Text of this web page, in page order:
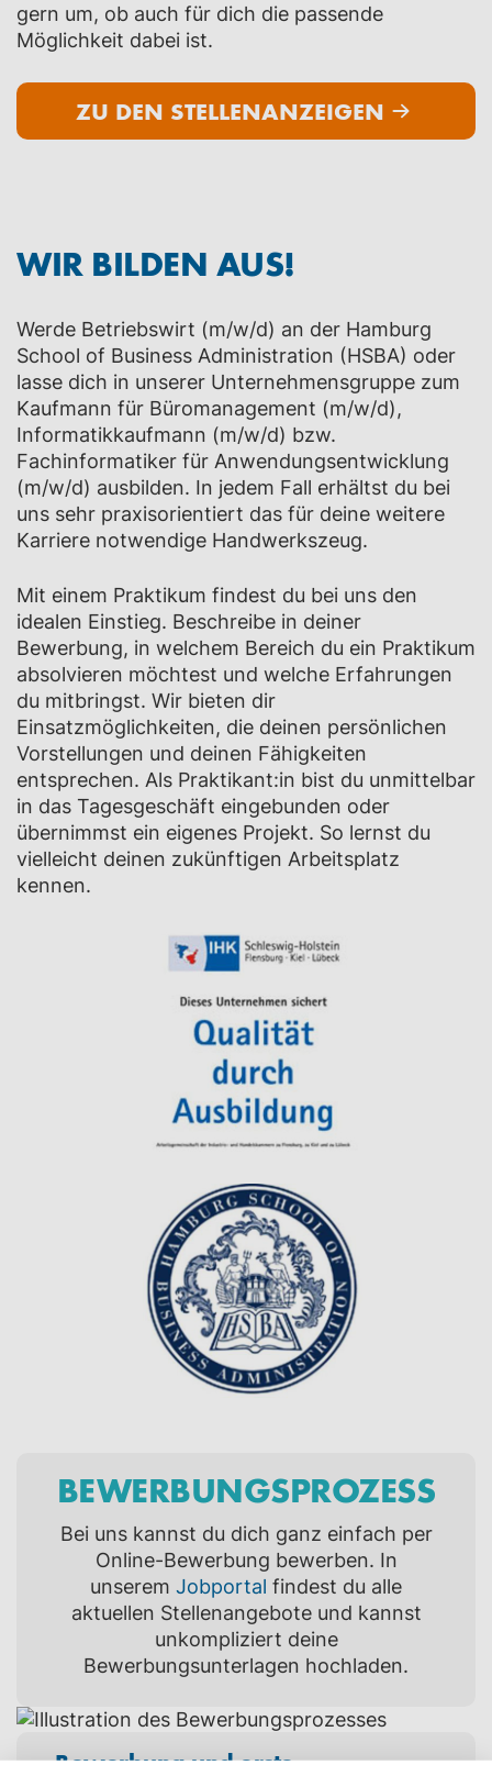
gern um, ob auch für dich die passende
Möglichkeit dabei ist.
ZU DEN STELLENANZEIGEN
WIR BILDEN AUS!
Werde Betriebswirt (m/w/d) an der Hamburg
School of Business Administration (HSBA) oder
lasse dich in unserer Unternehmensgruppe zum
Kaufmann für Büromanagement (m/w/d),
Informatikkaufmann (m/w/d) bzw.
Fachinformatiker für Anwendungsentwicklung
(m/w/d) ausbilden. In jedem Fall erhältst du bei
uns sehr praxisorientiert das für deine weitere
Karriere notwendige Handwerkszeug.
Mit einem Praktikum findest du bei uns den
idealen Einstieg. Beschreibe in deiner
Bewerbung, in welchem Bereich du ein Praktikum
absolvieren möchtest und welche Erfahrungen
du mitbringst. Wir bieten dir
Einsatzmöglichkeiten, die deinen persönlichen
Vorstellungen und deinen Fähigkeiten
entsprechen. Als Praktikant:in bist du unmittelbar
in das Tagesgeschäft eingebunden oder
übernimmst ein eigenes Projekt. So lernst du
vielleicht deinen zukünftigen Arbeitsplatz
kennen.
BEWERBUNGS­PROZESS
Bei uns kannst du dich ganz einfach per
Online-Bewerbung bewerben. In
unserem Jobportal findest du alle
aktuellen Stellenangebote und kannst
unkompliziert deine
Bewerbungsunterlagen hochladen.
Bewerbung und erste